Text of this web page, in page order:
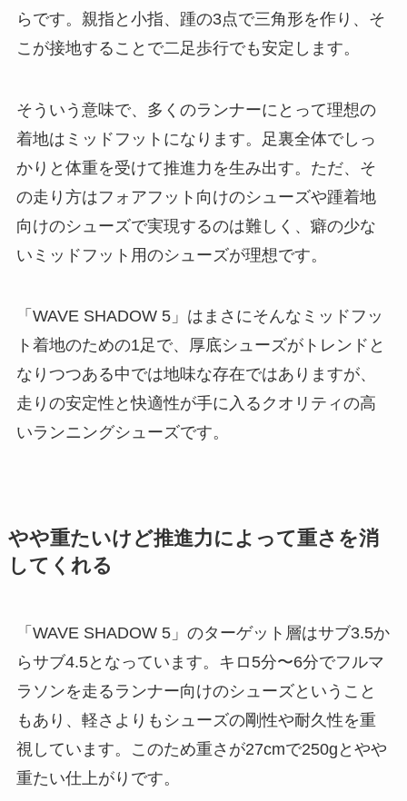
らです。親指と小指、踵の3点で三角形を作り、そ
こが接地することで二足歩行でも安定します。
そういう意味で、多くのランナーにとって理想の
着地はミッドフットになります。足裏全体でしっ
かりと体重を受けて推進力を生み出す。ただ、そ
の走り方はフォアフット向けのシューズや踵着地
向けのシューズで実現するのは難しく、癖の少な
いミッドフット用のシューズが理想です。
「WAVE SHADOW 5」はまさにそんなミッドフッ
ト着地のための1足で、厚底シューズがトレンドと
なりつつある中では地味な存在ではありますが、
走りの安定性と快適性が手に入るクオリティの高
いランニングシューズです。
やや重たいけど推進力によって重さを消
してくれる
「WAVE SHADOW 5」のターゲット層はサブ3.5か
らサブ4.5となっています。キロ5分〜6分でフルマ
ラソンを走るランナー向けのシューズということ
もあり、軽さよりもシューズの剛性や耐久性を重
視しています。このため重さが27cmで250gとやや
重たい仕上がりです。